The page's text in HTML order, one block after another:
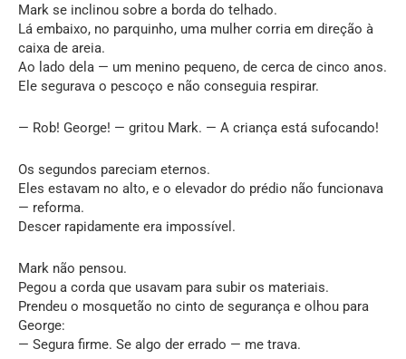
Mark se inclinou sobre a borda do telhado.
Lá embaixo, no parquinho, uma mulher corria em direção à
caixa de areia.
Ao lado dela — um menino pequeno, de cerca de cinco anos.
Ele segurava o pescoço e não conseguia respirar.
— Rob! George! — gritou Mark. — A criança está sufocando!
Os segundos pareciam eternos.
Eles estavam no alto, e o elevador do prédio não funcionava
— reforma.
Descer rapidamente era impossível.
Mark não pensou.
Pegou a corda que usavam para subir os materiais.
Prendeu o mosquetão no cinto de segurança e olhou para
George:
— Segura firme. Se algo der errado — me trava.